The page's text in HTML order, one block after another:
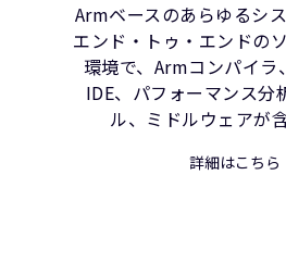
Armベースのあらゆるシ
エンド・トゥ・エンドの
環境で、Armコンパイラ
IDE、パフォーマンス分
ル、ミドルウェアが
詳細はこちら